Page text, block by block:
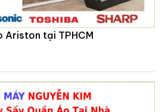
Ariston tại TPHCM